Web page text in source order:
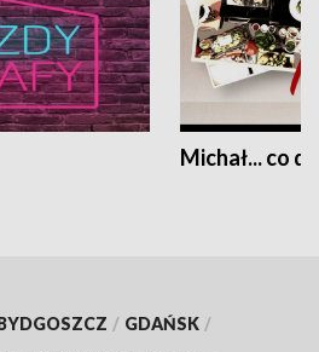
Michał... co
/ GDAŃSK /